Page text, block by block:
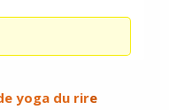
yoga du rire